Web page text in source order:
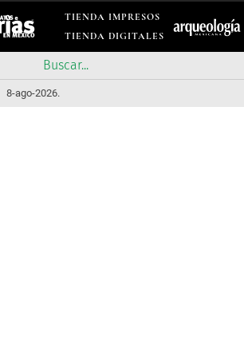
TIENDA IMPRESOS
TIENDA DIGITALES
8-ago-2026.